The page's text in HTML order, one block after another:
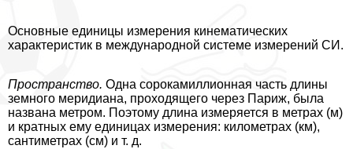
Основные единицы измерения кинематических
хаpaктеристик в международной системе измерений СИ.
Прострaнcтво. Одна сорокамиллионная часть длины
земного меридиана, проходящего через Париж, была
названа метром. Поэтому длина измеряется в метрах (м)
и кратных ему единицах измерения: километрах (км),
сантиметрах (см) и т. д.